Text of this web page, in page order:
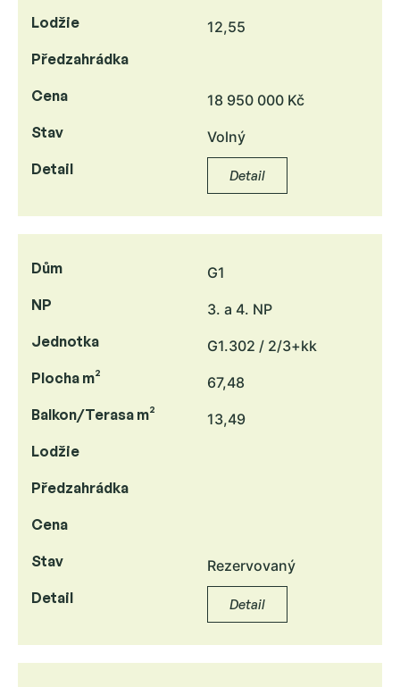
Lodžie
12,55
Předzahrádka
Cena
18 950 000 Kč
Stav
Volný
Detail
Detail
Dům
G1
NP
3. a 4. NP
Jednotka
G1.302 / 2/3+kk
Plocha m²
67,48
Balkon/Terasa m²
13,49
Lodžie
Předzahrádka
Cena
Stav
Rezervovaný
Detail
Detail